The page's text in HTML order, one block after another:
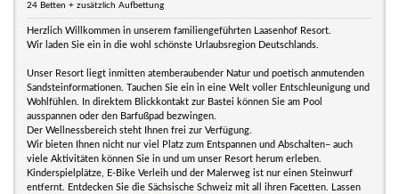
24 Betten + zusätzlich Aufbettung
Herzlich Willkommen in unserem familiengeführten Laasenhof Resort.
Wir laden Sie ein in die wohl schönste Urlaubsregion Deutschlands.
Unser Resort liegt inmitten atemberaubender Natur und poetisch anmutenden
Sandsteinformationen. Tauchen Sie ein in eine Welt voller Entschleunigung und
Wohlfühlen. In direktem Blickkontakt zur Bastei können Sie am Pool
ausspannen oder den Barfußpad bezwingen.
Der Wellnessbereich steht Ihnen frei zur Verfügung.
Wir bieten Ihnen nicht nur viel Platz zum Entspannen und Abschalten– auch
viele Aktivitäten können Sie in und um unser Resort herum erleben.
Kinderspielplätze, E-Bike Verleih und der Malerweg ist nur einen Steinwurf
entfernt. Entdecken Sie die Sächsische Schweiz mit all ihren Facetten. Lassen